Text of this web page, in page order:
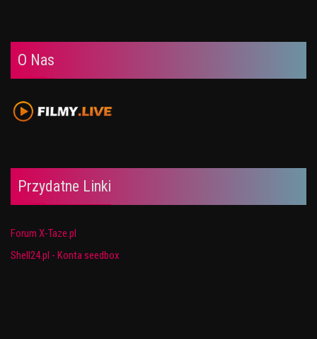
O Nas
Przydatne Linki
Forum X-Taze.pl
Shell24.pl - Konta seedbox